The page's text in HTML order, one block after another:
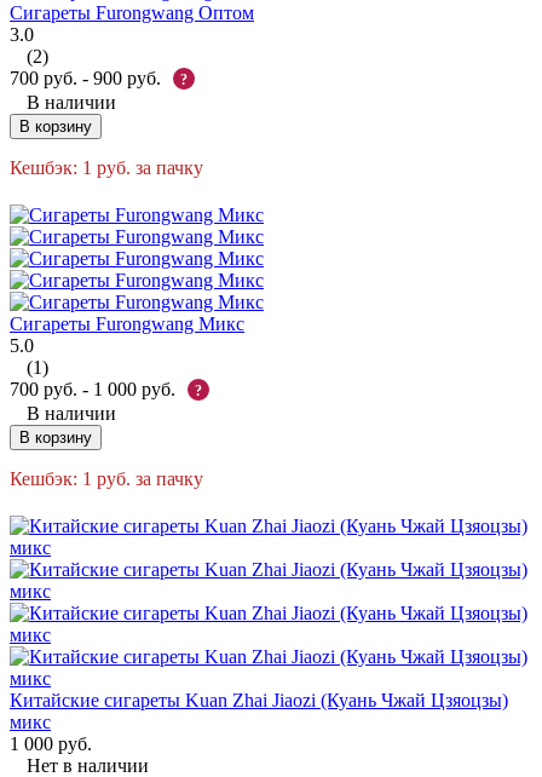
Сигареты Furongwang Оптом
3.0
(2)
700 руб. - 900 руб. ?
В наличии
В корзину
Кешбэк: 1 руб. за пачку
Сигареты Furongwang Микс
5.0
(1)
700 руб. - 1 000 руб. ?
В наличии
В корзину
Кешбэк: 1 руб. за пачку
Китайские сигареты Kuan Zhai Jiaozi (Куань Чжай Цзяоцзы)
микс
1 000 руб.
Нет в наличии